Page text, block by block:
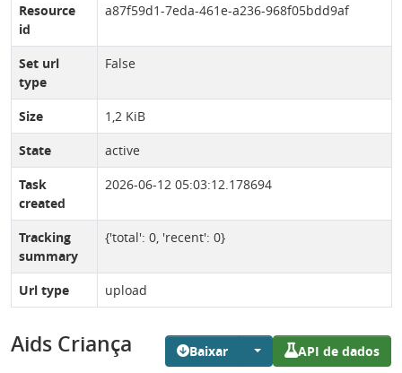
Baixar API de dados
Aids Criança
Resource
id
a87f59d1-7eda-461e-a236-968f05bdd9af
Set url
type
False
Size
1,2 KiB
State
active
Task
created
2026-06-12 05:03:12.178694
Tracking
summary
{'total': 0, 'recent': 0}
Url type upload